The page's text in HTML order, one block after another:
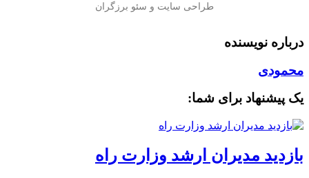
درباره نویسنده
محمودی
یک پیشنهاد برای شما:
بازدید مدیران ارشد وزارت راه